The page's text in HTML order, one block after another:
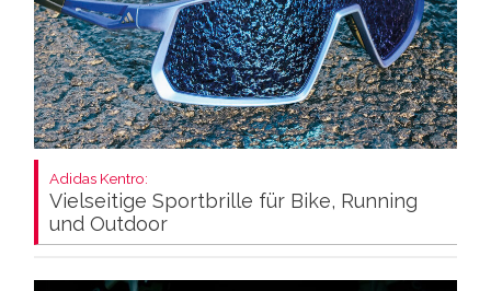
Adidas Kentro:
Vielseitige Sportbrille für Bike, Running
und Outdoor